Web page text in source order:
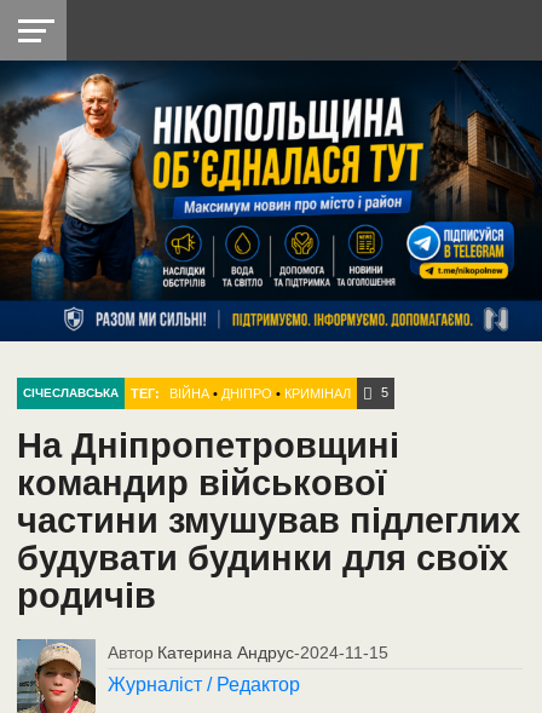
НІКОПОЛЬ
РАЙОН
СІЧЕСЛАВСЬКА
УКРАЇНА
РЕТРО
НІКОПОЛЬ
ЛАЙТ
УКРАЇНА
ДОПОМОГА
РАДІО
СІЧЕСЛАВСЬКА ТЕГ: ВІЙНА • ДНІПРО •КРИМІНАЛ 5
На Дніпропетровщині
командир військової
частини змушував підлеглих
будувати будинки для своїх
родичів
Автор Катерина Андрус-2024-11-15
Журналіст / Редактор